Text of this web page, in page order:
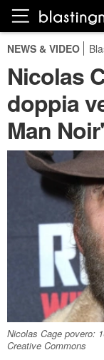
NEWS & VIDEO
Nicolas
doppia
Man Noir'
Nicolas Cage povero:
Creative Commons